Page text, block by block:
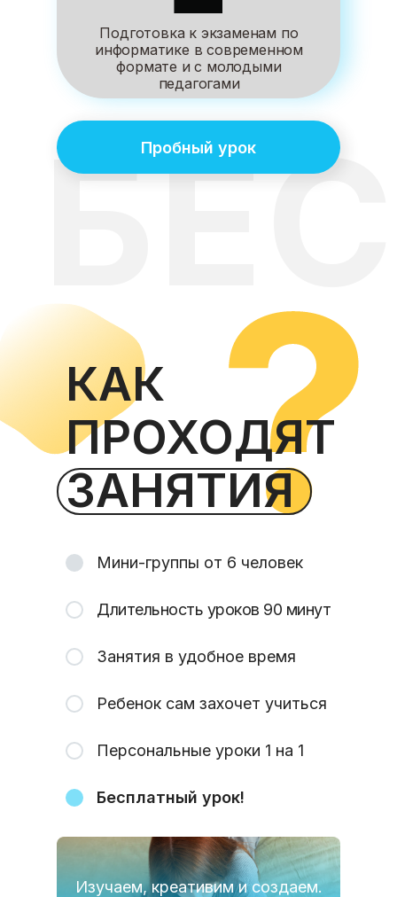
Подготовка к экзаменам по
информатике в современном
формате и с молодыми
педагогами
Пробный урок
КАК
ПРОХОДЯТ
ЗАНЯТИЯ
Мини-группы от 6 человек
Длительность уроков 90 минут
Занятия в удобное время
Ребенок сам захочет учиться
Персональные уроки 1 на 1
Бесплатный урок!
Изучаем, креативим и создаем.